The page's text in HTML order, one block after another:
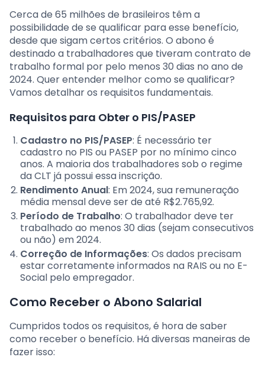
Cerca de 65 milhões de brasileiros têm a
possibilidade de se qualificar para esse benefício,
desde que sigam certos critérios. O abono é
destinado a trabalhadores que tiveram contrato de
trabalho formal por pelo menos 30 dias no ano de
2024. Quer entender melhor como se qualificar?
Vamos detalhar os requisitos fundamentais.
Requisitos para Obter o PIS/PASEP
Cadastro no PIS/PASEP: É necessário ter
cadastro no PIS ou PASEP por no mínimo cinco
anos. A maioria dos trabalhadores sob o regime
da CLT já possui essa inscrição.
Rendimento Anual: Em 2024, sua remuneração
média mensal deve ser de até R$2.765,92.
Período de Trabalho: O trabalhador deve ter
trabalhado ao menos 30 dias (sejam consecutivos
ou não) em 2024.
Correção de Informações: Os dados precisam
estar corretamente informados na RAIS ou no E-
Social pelo empregador.
Como Receber o Abono Salarial
Cumpridos todos os requisitos, é hora de saber
como receber o benefício. Há diversas maneiras de
fazer isso: